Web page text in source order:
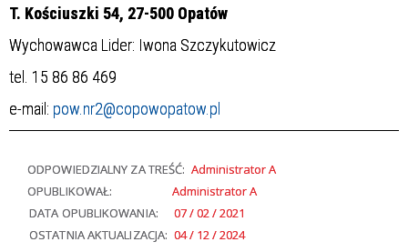
T. Kościuszki 54, 27-500 Opatów
Wychowawca Lider: Iwona Szczykutowicz
tel. 15 86 86 469
e-mail: pow.nr2@copowopatow.pl
ODPOWIEDZIALNY ZA TREŚĆ: Administrator A
OPUBLIKOWAŁ:
Administrator A
DATA OPUBLIKOWANIA:
07 / 02 / 2021
OSTATNIA AKTUALIZACJA: 04 / 12 / 2024